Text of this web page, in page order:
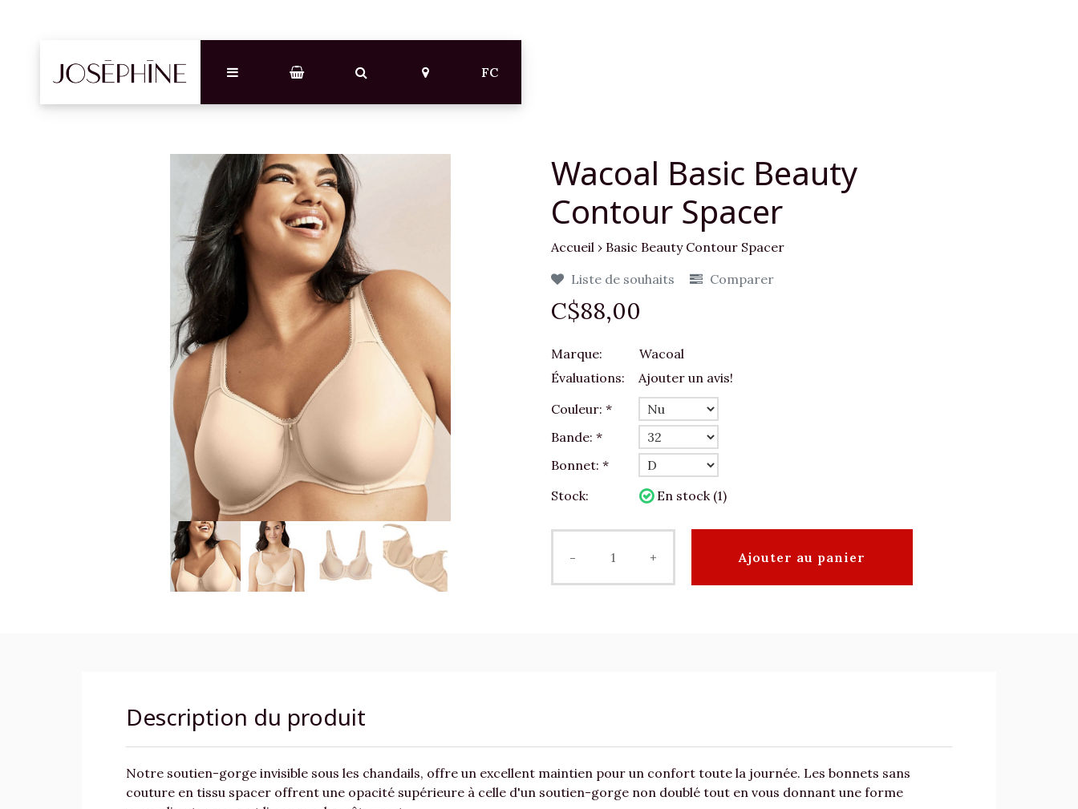
FC
Wacoal Basic Beauty
Contour Spacer
Accueil › Basic Beauty Contour Spacer
Liste de souhaits
Comparer
C$88,00
Marque:
Wacoal
Évaluations:
Ajouter un avis!
Couleur: *
Bande: *
Bonnet: *
Stock:
En stock (1)
- + Ajouter au panier
Description du produit
Notre soutien-gorge invisible sous les chandails, offre un excellent maintien pour un confort toute la journée. Les bonnets sans
couture en tissu spacer offrent une opacité supérieure à celle d'un soutien-gorge non doublé tout en vous donnant une forme